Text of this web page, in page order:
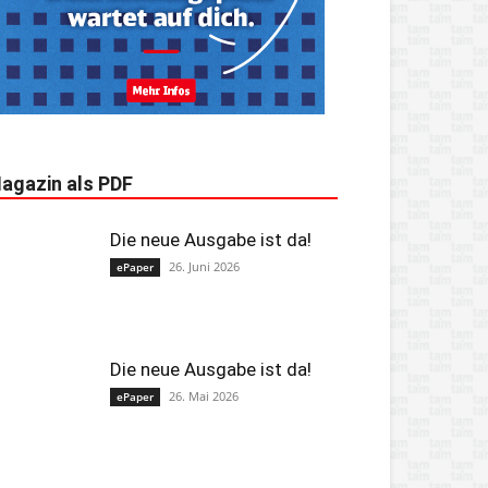
als PDF
Die neue Ausgabe ist da!
ePaper 26. Juni 2026
Die neue Ausgabe ist da!
ePaper 26. Mai 2026